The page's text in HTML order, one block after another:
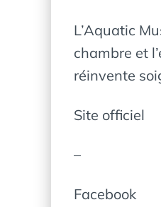
L’Aquatic
chambre et
réinvente
Site officiel
–
Facebook